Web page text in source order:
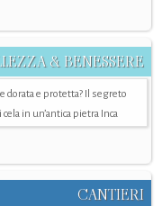
& BENESSERE
dorata e protetta? Il segreto
cela in un’antica pietra Inca
CANTIERI